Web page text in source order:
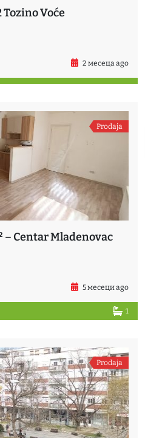
Voće
2 месеца ago
Prodaja
– Centar Mladenovac
5 месеци ago
1
Prodaja